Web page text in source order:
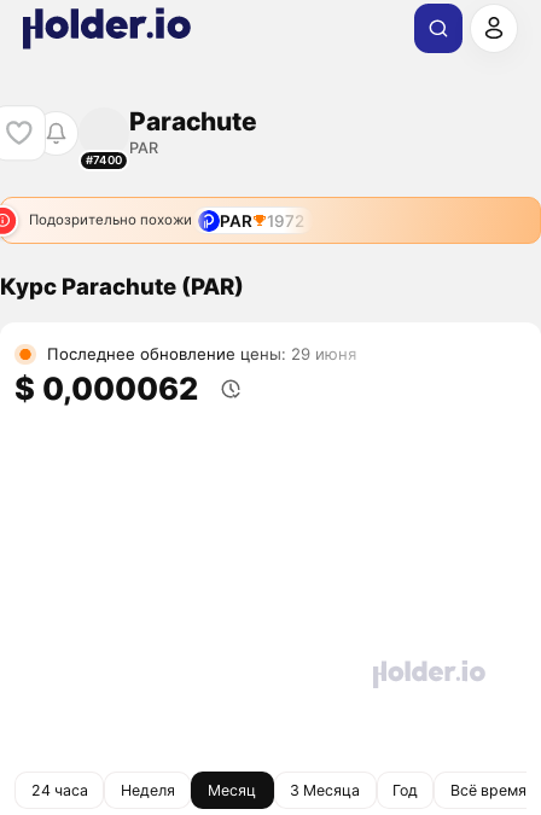
#7400
Parachute
PAR
Подозрительно похожи PAR 1972
Курс Parachute (PAR)
Последнее обновление цены: 29 июня
$ 0,000062
24 часа Неделя Месяц 3 Месяца Год Всё время